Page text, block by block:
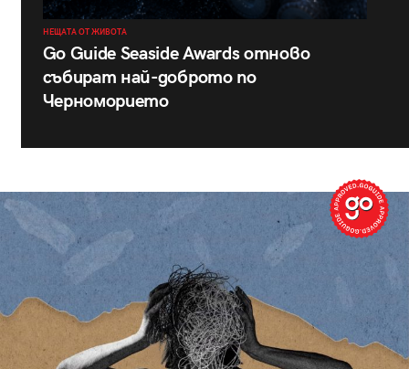
НЕЩАТА ОТ ЖИВОТА
Go Guide Seaside Awards отново
събират най-доброто по
Черноморието